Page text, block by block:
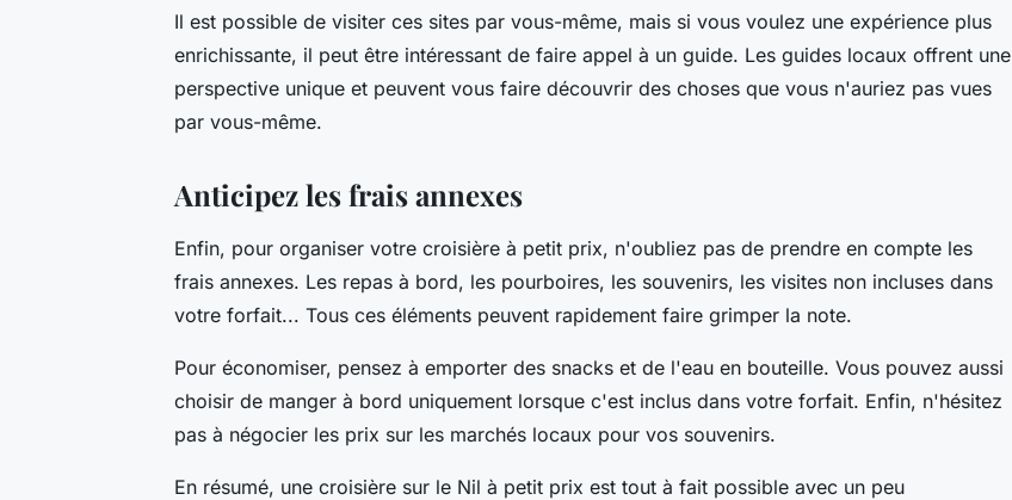
Il est possible de visiter ces sites par vous-même, mais si vous voulez une expérience plus
enrichissante, il peut être intéressant de faire appel à un guide. Les guides locaux offrent une
perspective unique et peuvent vous faire découvrir des choses que vous n'auriez pas vues
par vous-même.
Anticipez les frais annexes
Enfin, pour organiser votre croisière à petit prix, n'oubliez pas de prendre en compte les
frais annexes. Les repas à bord, les pourboires, les souvenirs, les visites non incluses dans
votre forfait... Tous ces éléments peuvent rapidement faire grimper la note.
Pour économiser, pensez à emporter des snacks et de l'eau en bouteille. Vous pouvez aussi
choisir de manger à bord uniquement lorsque c'est inclus dans votre forfait. Enfin, n'hésitez
pas à négocier les prix sur les marchés locaux pour vos souvenirs.
En résumé, une croisière sur le Nil à petit prix est tout à fait possible avec un peu